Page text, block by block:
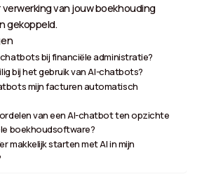
van jouw boekhouding
gekoppeld.
bij financiële administratie?
bij het gebruik van AI-chatbots?
mijn facturen automatisch
van een AI-chatbot ten opzichte
boekhoudsoftware?
makkelijk starten met AI in mijn